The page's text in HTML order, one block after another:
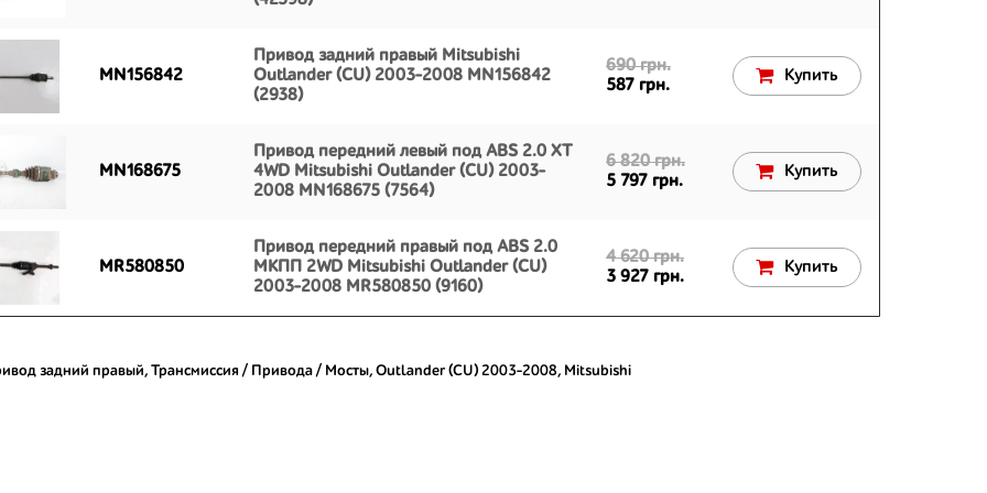
MN156842
Привод задний правый Mitsubishi
Outlander (CU) 2003-2008 MN156842
(2938)
690 грн.
587 грн.
Купить
MN168675
Привод передний левый под ABS 2.0 XT
4WD Mitsubishi Outlander (CU) 2003-
2008 MN168675 (7564)
6 820 грн.
5 797 грн.
Купить
MR580850
Привод передний правый под ABS 2.0
МКПП 2WD Mitsubishi Outlander (CU)
2003-2008 MR580850 (9160)
4 620 грн.
3 927 грн.
Купить
задний правый, Трансмиссия / Привода / Мосты, Outlander (CU) 2003-2008, Mitsubishi